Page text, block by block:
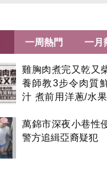
雞胸肉煮完又乾又
養師教3步令肉質
汁 煮前用洋蔥/水
萬錦市深夜小巷性
警方追緝亞裔疑犯
一周熱門 一月